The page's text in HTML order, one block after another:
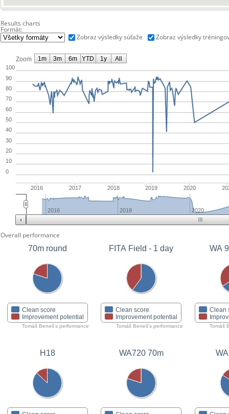
Results charts
Formát:
Zobraz výsledky súťaže
Zobraz výsledky
Zoom
2016 2017 2018 2019 2020
0
10
20
30
40
50
60
70
80
90
100
2016 2018 2020
1m 3m 6m YTD 1y All
Overall performance
70m round
Clean score
Improvement potential
Tomáš Beneš's performance
FITA Field - 1 day
Clean score
Improvement potential
Tomáš Beneš's performance
WA
Clean
Tomáš
H18 WA720 70m